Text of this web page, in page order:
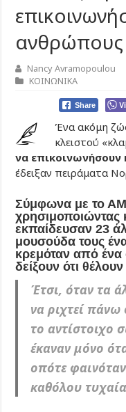
ανθρώπους
Nancy Avramopoulou
ΚΟΙΝΩΝΙΚΑ
Share
Ένα ακόμη
κλειστού
να
έδειξαν πειράματα
Σύμφωνα με το
χρησιμοποιώντας
εκπαίδευσαν 23
μουσούδα τους
κρεμόταν από
δείξουν ότι θέλουν
Έτσι, όταν τα
να ριχτεί
το αντίστοιχο
έκαναν μόνο
οπότε
καθόλου